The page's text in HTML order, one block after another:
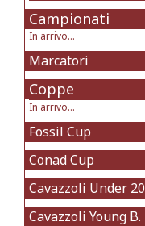
Campionati
In arrivo...
Marcatori
Coppe
In arrivo...
Fossil Cup
Conad Cup
Cavazzoli Under 20
Cavazzoli Young B.